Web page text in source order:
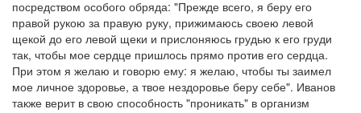
посредством особого обряда: "Прежде всего, я беру его
правой рукою за правую руку, прижимаюсь своею левой
щекой до его левой щеки и прислоняюсь грудью к его груди
так, чтобы мое сердце пришлось прямо против его сердца.
При этом я желаю и говорю ему: я желаю, чтобы ты заимел
мое личное здоровье, а твое нездоровье беру себе". Иванов
также верит в свою способность "проникать" в организм